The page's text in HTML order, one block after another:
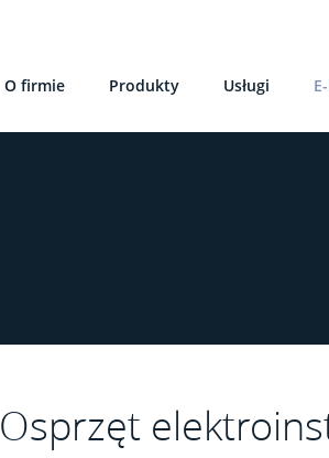
O firmie Produkty Usługi
Osprzęt